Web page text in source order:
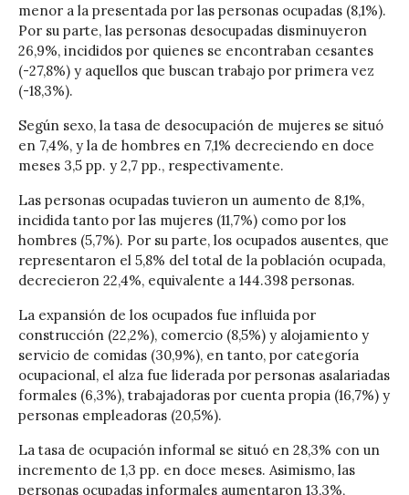
menor a la presentada por las personas ocupadas (8,1%).
Por su parte, las personas desocupadas disminuyeron
26,9%, incididos por quienes se encontraban cesantes
(-27,8%) y aquellos que buscan trabajo por primera vez
(-18,3%).
Según sexo, la tasa de desocupación de mujeres se situó
en 7,4%, y la de hombres en 7,1% decreciendo en doce
meses 3,5 pp. y 2,7 pp., respectivamente.
Las personas ocupadas tuvieron un aumento de 8,1%,
incidida tanto por las mujeres (11,7%) como por los
hombres (5,7%). Por su parte, los ocupados ausentes, que
representaron el 5,8% del total de la población ocupada,
decrecieron 22,4%, equivalente a 144.398 personas.
La expansión de los ocupados fue influida por
construcción (22,2%), comercio (8,5%) y alojamiento y
servicio de comidas (30,9%), en tanto, por categoría
ocupacional, el alza fue liderada por personas asalariadas
formales (6,3%), trabajadoras por cuenta propia (16,7%) y
personas empleadoras (20,5%).
La tasa de ocupación informal se situó en 28,3% con un
incremento de 1,3 pp. en doce meses. Asimismo, las
personas ocupadas informales aumentaron 13,3%,